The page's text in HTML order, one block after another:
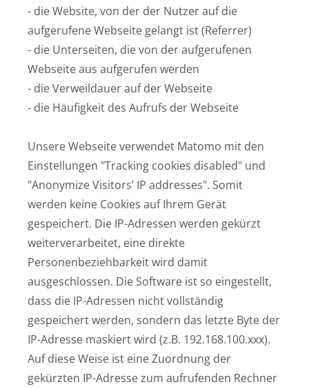
- die Website, von der der Nutzer auf die
aufgerufene Webseite gelangt ist (Referrer)
- die Unterseiten, die von der aufgerufenen
Webseite aus aufgerufen werden
- die Verweildauer auf der Webseite
- die Häufigkeit des Aufrufs der Webseite
Unsere Webseite verwendet Matomo mit den
Einstellungen "Tracking cookies disabled" und
"Anonymize Visitors’ IP addresses". Somit
werden keine Cookies auf Ihrem Gerät
gespeichert. Die IP-Adressen werden gekürzt
weiterverarbeitet, eine direkte
Personenbeziehbarkeit wird damit
ausgeschlossen. Die Software ist so eingestellt,
dass die IP-Adressen nicht vollständig
gespeichert werden, sondern das letzte Byte der
IP-Adresse maskiert wird (z.B. 192.168.100.xxx).
Auf diese Weise ist eine Zuordnung der
gekürzten IP-Adresse zum aufrufenden Rechner